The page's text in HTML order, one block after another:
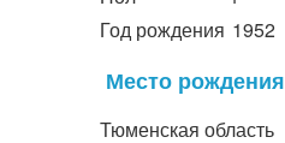
Год рождения 1952
Место рождения
Тюменская область